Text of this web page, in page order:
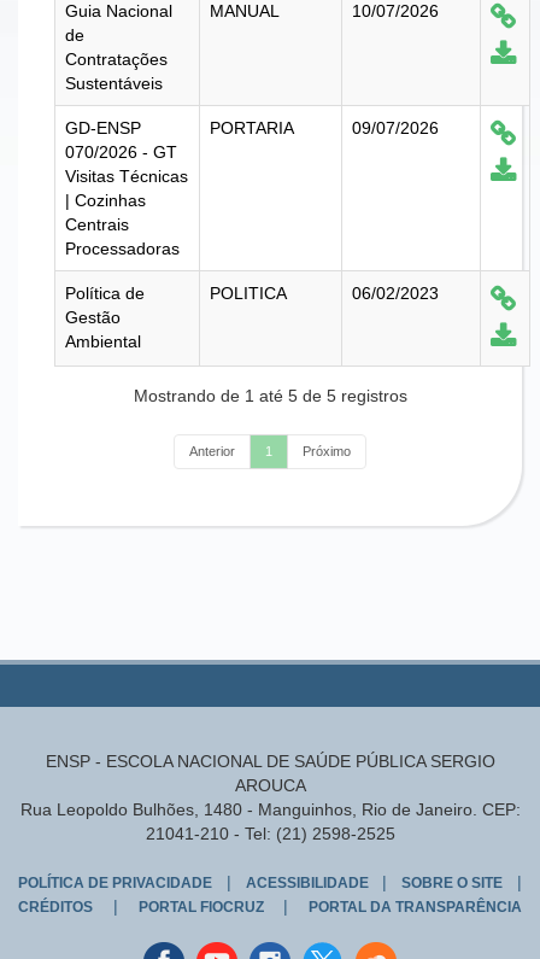
Guia Nacional
de
Contratações
Sustentáveis
MANUAL 10/07/2026
GD-ENSP
070/2026 - GT
Visitas Técnicas
| Cozinhas
Centrais
Processadoras
PORTARIA 09/07/2026
Política de
Gestão
Ambiental
POLITICA 06/02/2023
Mostrando de 1 até 5 de 5 registros
Anterior 1 Próximo
ENSP - ESCOLA NACIONAL DE SAÚDE PÚBLICA SERGIO
AROUCA
Rua Leopoldo Bulhões, 1480 - Manguinhos, Rio de Janeiro. CEP:
21041-210 - Tel: (21) 2598-2525
POLÍTICA DE PRIVACIDADE | ACESSIBILIDADE | SOBRE O SITE |
CRÉDITOS | PORTAL FIOCRUZ | PORTAL DA TRANSPARÊNCIA
FacebookyoutubeinstagranTwitterSound